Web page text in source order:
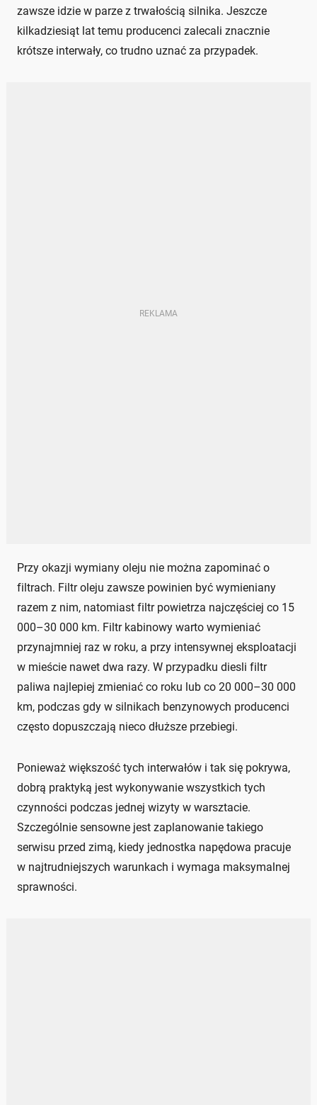
zawsze idzie w parze z trwałością silnika. Jeszcze
kilkadziesiąt lat temu producenci zalecali znacznie
krótsze interwały, co trudno uznać za przypadek.
Przy okazji wymiany oleju nie można zapominać o
filtrach. Filtr oleju zawsze powinien być wymieniany
razem z nim, natomiast filtr powietrza najczęściej co 15
000–30 000 km. Filtr kabinowy warto wymieniać
przynajmniej raz w roku, a przy intensywnej eksploatacji
w mieście nawet dwa razy. W przypadku diesli filtr
paliwa najlepiej zmieniać co roku lub co 20 000–30 000
km, podczas gdy w silnikach benzynowych producenci
często dopuszczają nieco dłuższe przebiegi.
Ponieważ większość tych interwałów i tak się pokrywa,
dobrą praktyką jest wykonywanie wszystkich tych
czynności podczas jednej wizyty w warsztacie.
Szczególnie sensowne jest zaplanowanie takiego
serwisu przed zimą, kiedy jednostka napędowa pracuje
w najtrudniejszych warunkach i wymaga maksymalnej
sprawności.